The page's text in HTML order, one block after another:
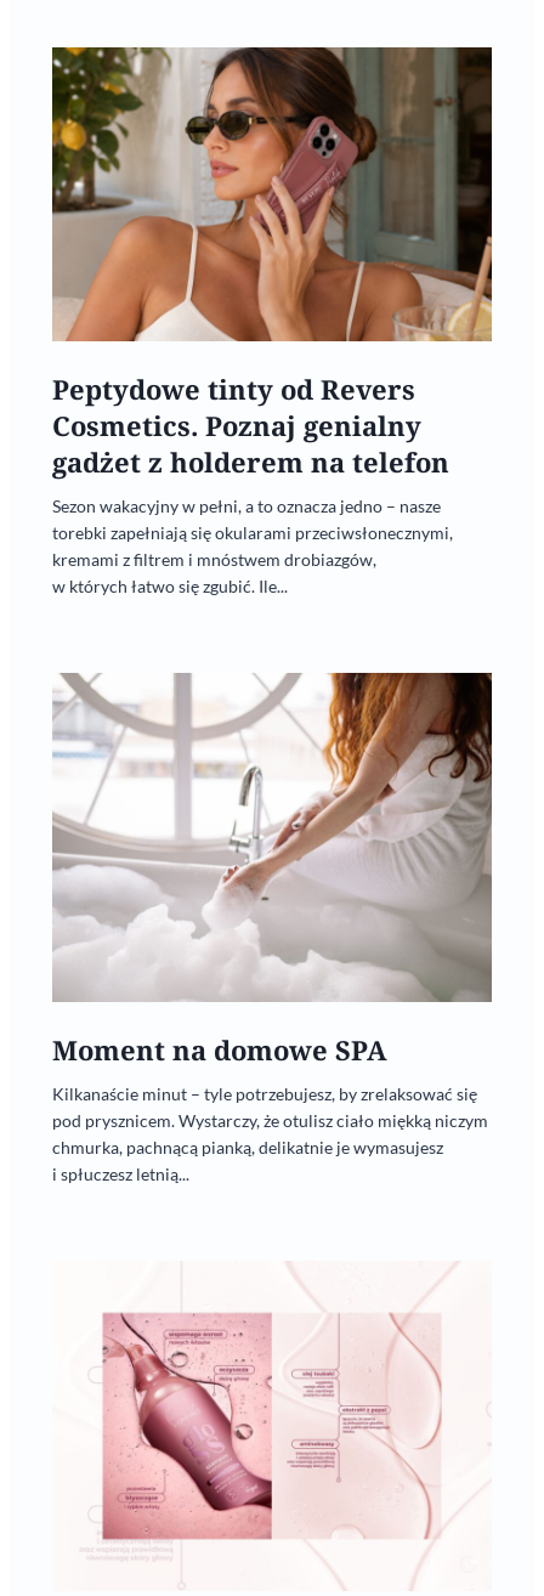
Peptydowe tinty od Revers
Cosmetics. Poznaj genialny
gadżet z holderem na telefon
Sezon wakacyjny w pełni, a to oznacza jedno – nasze
torebki zapełniają się okularami przeciwsłonecznymi,
kremami z filtrem i mnóstwem drobiazgów,
w których łatwo się zgubić. Ile...
Moment na domowe SPA
Kilkanaście minut – tyle potrzebujesz, by zrelaksować się
pod prysznicem. Wystarczy, że otulisz ciało miękką niczym
chmurka, pachnącą pianką, delikatnie je wymasujesz
i spłuczesz letnią...